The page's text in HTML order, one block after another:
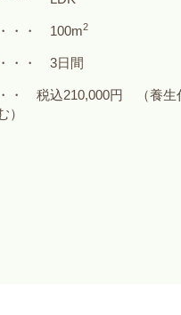
・・ 100m2
・・ 3日間
・ 税込210,000円 （養生
）